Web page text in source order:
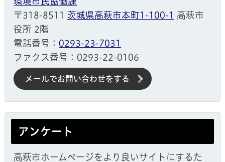
〒318-8511 茨城県高萩市本町1-100-1
高萩市
役所 2階
電話番号： 0293-23-7031
ファクス番号：0293-22-0106
メールでお問い合わせをする
アンケート
高萩市ホームページをより良いサイトにするた